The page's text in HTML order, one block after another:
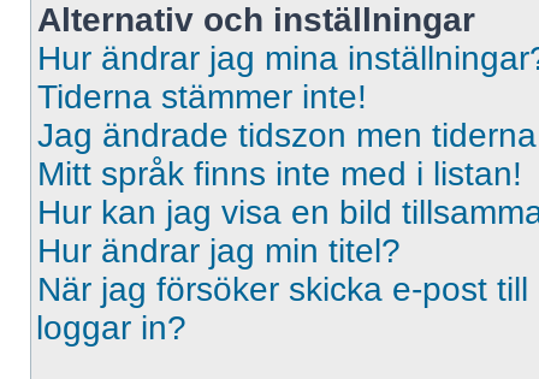
Alternativ och inställningar
Hur ändrar jag mina
Tiderna stämmer inte!
Jag ändrade tidszon men
Mitt språk finns inte med i listan!
Hur kan jag visa en bild
Hur ändrar jag min titel?
När jag försöker skicka e-post
loggar in?